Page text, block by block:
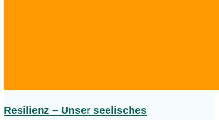
Resilienz – Unser seelisches